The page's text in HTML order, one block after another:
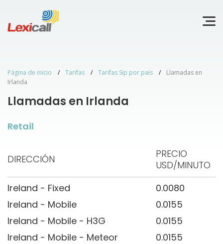
Página de inicio Tarifas Tarifas Sip por país
Llamadas en
Irlanda
Llamadas en Irlanda
Retail
DIRECCIÓN
PRECIO
USD/MINUTO
Ireland - Fixed
0.0080
Ireland - Mobile
0.0155
Ireland - Mobile - H3G
0.0155
Ireland - Mobile - Meteor
0.0155